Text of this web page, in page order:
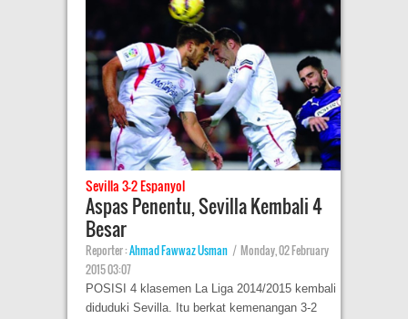
Sevilla 3-2 Espanyol
Aspas Penentu, Sevilla Kembali 4
Besar
Reporter :Ahmad Fawwaz Usman | Monday, 02 February
2015 03:07
POSISI 4 klasemen La Liga 2014/2015 kembali
diduduki Sevilla. Itu berkat kemenangan 3-2